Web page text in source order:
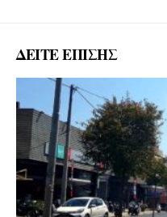
ΔΕΙΤΕ ΕΠΙΣΗΣ